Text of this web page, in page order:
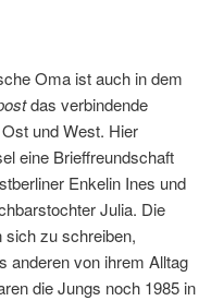
Oma ist auch in dem
das verbindende
und West. Hier
eine Brieffreundschaft
Enkelin Ines und
Julia. Die
sich zu schreiben,
anderen von ihrem Alltag
die Jungs noch 1985 in